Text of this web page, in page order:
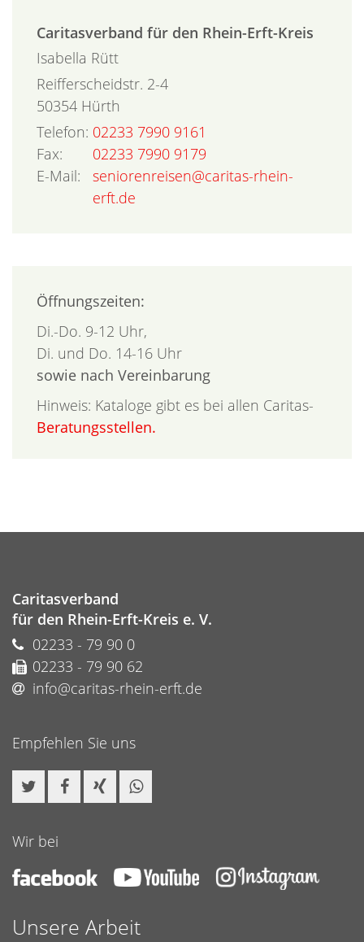
Caritasverband für den Rhein-Erft-Kreis
Isabella Rütt
Reifferscheidstr. 2-4
50354 Hürth
Telefon: 02233 7990 9161
Fax:
02233 7990 9179
E-Mail:
seniorenreisen@caritas-rhein-
erft.de
Öffnungszeiten:
Di.-Do. 9-12 Uhr,
Di. und Do. 14-16 Uhr
sowie nach Vereinbarung
Hinweis: Kataloge gibt es bei allen Caritas-
Beratungsstellen.
Caritasverband
für den Rhein-Erft-Kreis e. V.
02233 - 79 90 0
02233 - 79 90 62
info@caritas-rhein-erft.de
Empfehlen Sie uns
Wir bei
Unsere Arbeit